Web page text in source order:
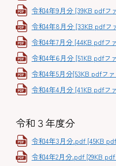
令和4年9月分 [39KB pdfフ
令和4年8月分 [33KB pdfフ
令和4年7月分 [44KB pdfフ
令和4年6月分 [51KB pdfフ
令和4年5月分[53KB pdfフ
令和4年4月分 [41KB pdfフ
令和３年度分
令和4年3月分.pdf [45KB
令和4年2月分.pdf [29KB